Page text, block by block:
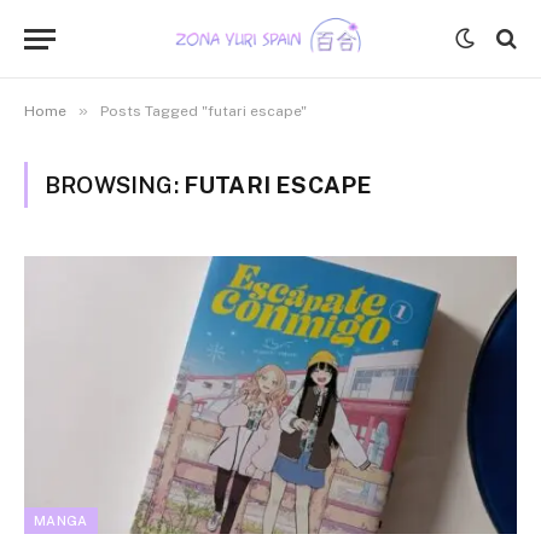
Home » Posts Tagged "futari escape"
BROWSING: FUTARI ESCAPE
MANGA